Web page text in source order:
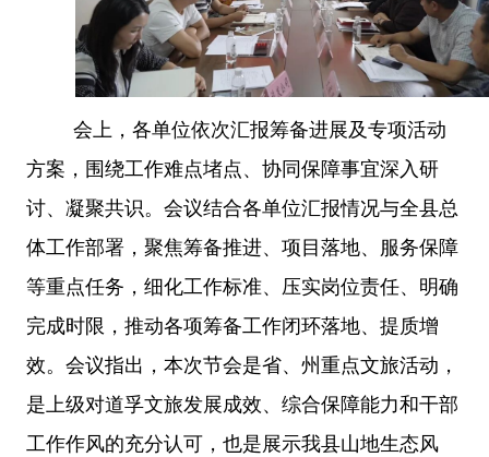
会上，各单位依次汇报筹备进展及专项活动
方案，围绕工作难点堵点、协同保障事宜深入研
讨、凝聚共识。会议结合各单位汇报情况与全县总
体工作部署，聚焦筹备推进、项目落地、服务保障
等重点任务，细化工作标准、压实岗位责任、明确
完成时限，推动各项筹备工作闭环落地、提质增
效。 会议指出，本次节会是省、州重点文旅活动，
是上级对道孚文旅发展成效、综合保障能力和干部
工作作风的充分认可，也是展示我县山地生态风